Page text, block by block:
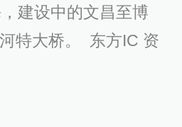
建设中的文昌至博
特大桥。 东方IC 资